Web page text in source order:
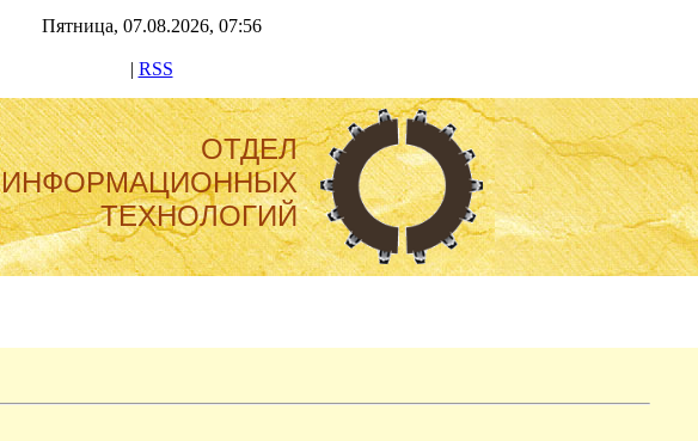
Пятница, 07.08.2026, 07:56
| RSS
ОТДЕЛ
ИНФОРМАЦИОННЫХ
ТЕХНОЛОГИЙ